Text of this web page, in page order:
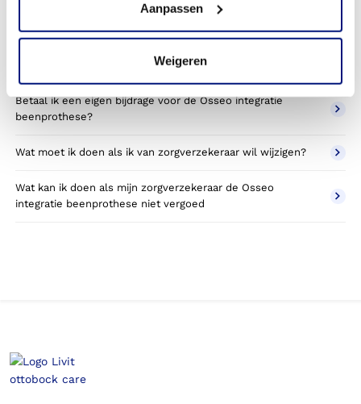
Aanpassen
Weigeren
beenprothese prothese?
sporten betaald door mijn zorgverzekering?
Betaal ik een eigen bijdrage voor de Osseo integratie
beenprothese?
Wat moet ik doen als ik van zorgverzekeraar wil wijzigen?
Wat kan ik doen als mijn zorgverzekeraar de Osseo
integratie beenprothese niet vergoed